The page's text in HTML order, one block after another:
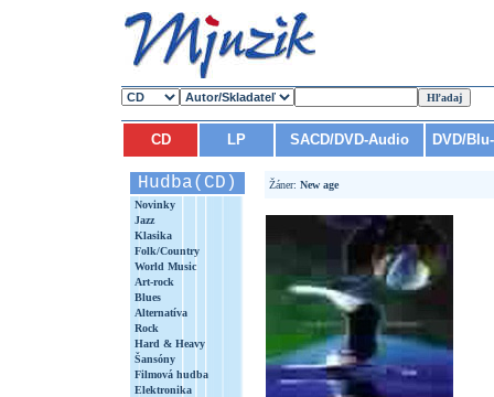
CD LP SACD/DVD-Audio DVD/
Hudba(CD)
Novinky
Jazz
Klasika
Folk/Country
World Music
Art-rock
Blues
Alternatíva
Rock
Hard & Heavy
Šansóny
Filmová hudba
Elektronika
Žáner: New age